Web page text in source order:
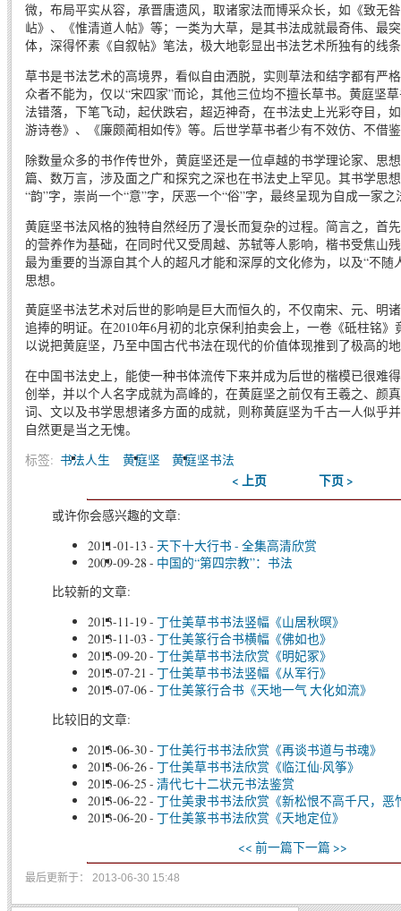
微，布局平实从容，承晋唐遗风，取诸家法而博采众长，如《致无
岾》、《惟清道人帖》等；一类为大草，是其书法成就最奇伟、最
体，深得怀素《自叙帖》笔法，极大地彰显出书法艺术所独有的线
草书是书法艺术的高境界，看似自由洒脱，实则草法和结字都有严
众者不能为，仅以“宋四家”而论，其他三位均不擅长草书。黄庭坚
法错落，下笔飞动，起伏跌宕，超迈神奇，在书法史上光彩夺目，
游诗卷》、《廉颇蔺相如传》等。后世学草书者少有不效仿、不借
除数量众多的书作传世外，黄庭坚还是一位卓越的书学理论家、思
篇、数万言，涉及面之广和探究之深也在书法史上罕见。其书学思
“韵”字，崇尚一个“意”字，厌恶一个“俗”字，最终呈现为自成一家之
黄庭坚书法风格的独特自然经历了漫长而复杂的过程。简言之，首
的营养作为基础，在同时代又受周越、苏轼等人影响，楷书受焦山
最为重要的当源自其个人的超凡才能和深厚的文化修为，以及“不随
思想。
黄庭坚书法艺术对后世的影响是巨大而恒久的，不仅南宋、元、明
追捧的明证。在2010年6月初的北京保利拍卖会上，一卷《砥柱铭
以说把黄庭坚，乃至中国古代书法在现代的价值体现推到了极高的
在中国书法史上，能使一种书体流传下来并成为后世的楷模已很难
创举，并以个人名字成就为高峰的，在黄庭坚之前仅有王羲之、颜
词、文以及书学思想诸多方面的成就，则称黄庭坚为千古一人似乎
自然更是当之无愧。
标签: 书法人生 黄庭坚 黄庭坚书法
< 上页 下页 >
或许你会感兴趣的文章:
2011-01-13 - 天下十大行书 - 全集高清欣赏
2009-09-28 - 中国的“第四宗教”：书法
比较新的文章:
2013-11-19- 丁仕美草书书法竖幅《山居秋暝》
2013-11-03 - 丁仕美篆行合书横幅《佛如也》
2013-09-20- 丁仕美草书书法欣赏《明妃冢》
2013-07-21 - 丁仕美草书书法竖幅《从军行》
2013-07-06- 丁仕美篆行合书《天地一气 大化如流》
比较旧的文章:
2013-06-30- 丁仕美行书书法欣赏《再谈书道与书魂》
2013-06-26- 丁仕美草书书法欣赏《临江仙·风筝》
2013-06-25 - 清代七十二状元书法鉴赏
2013-06-22- 丁仕美隶书书法欣赏《新松恨不高千尺，恶
2013-06-20- 丁仕美篆书书法欣赏《天地定位》
<< 前一篇下一篇 >>
最后更新于： 2013-06-30 15:48